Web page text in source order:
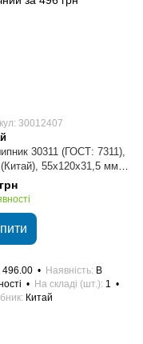
30012407
30311 (ГОСТ: 7311),
55х120х31,5 мм,
конічний
496.00 Наявність В
На складі (шт.) 1
Китай